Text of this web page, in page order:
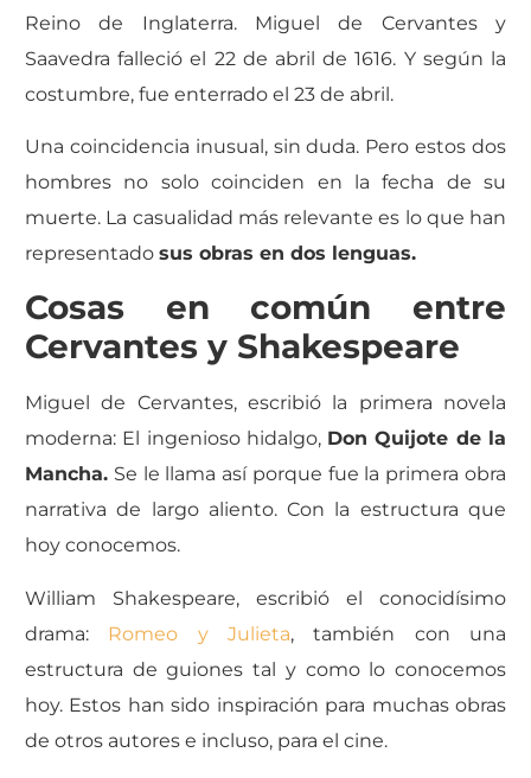
Reino de Inglaterra. Miguel de Cervantes y
Saavedra falleció el 22 de abril de 1616. Y según la
costumbre, fue enterrado el 23 de abril.
Una coincidencia inusual, sin duda. Pero estos dos
hombres no solo coinciden en la fecha de su
muerte. La casualidad más relevante es lo que han
representado sus obras en dos lenguas.
Cosas en común entre
Cervantes y Shakespeare
Miguel de Cervantes, escribió la primera novela
moderna: El ingenioso hidalgo, Don Quijote de la
Mancha. Se le llama así porque fue la primera obra
narrativa de largo aliento. Con la estructura que
hoy conocemos.
William Shakespeare, escribió el conocidísimo
drama: Romeo y Julieta, también con una
estructura de guiones tal y como lo conocemos
hoy. Estos han sido inspiración para muchas obras
de otros autores e incluso, para el cine.